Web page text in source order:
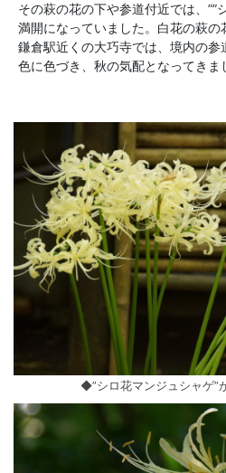
その萩の花の下や参道付近では、””
満開になっていました。白花の萩の
鎌倉駅近くの大巧寺では、境内の参
色に色づき、秋の気配となってきま
◆”シロ花マンジュシャゲ”